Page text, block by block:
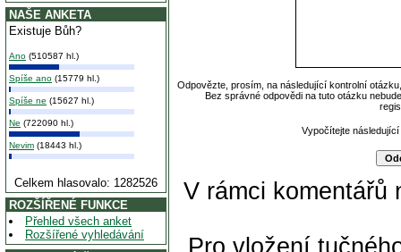
NAŠE ANKETA
Existuje Bůh?
Ano (510587 hl.)
Spíše ano (15779 hl.)
Spíše ne (15627 hl.)
Ne (722090 hl.)
Nevim (18443 hl.)
Celkem hlasovalo: 1282526
ROZŠÍŘENÉ FUNKCE
Přehled všech anket
Rozšířené vyhledávání
Odpovězte, prosím, na následující kontrolní
Bez správné odpovědi na tuto otázku
Vypočítejte
V rámci komentářů
Pro vložení